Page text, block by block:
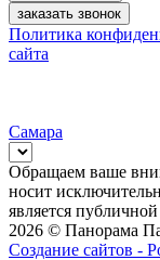
заказать звонок
Политика
сайта
Самара
Обращаем ваше
носит
является
2026 © Панорама
Создание сайтов -